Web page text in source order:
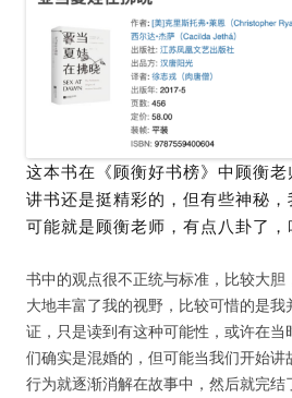
这本书在《顾衡好书榜》中顾衡
讲书还是挺精彩的，但有些神秘
可能就是顾衡老师，有点八卦了，
书中的观点很不正统与标准，比较大
大地丰富了我的视野，比较可惜的是
证，只是读到有这种可能性，或许在
们确实是混婚的，但可能当我们开始
行为就逐渐消解在故事中，然后就完结